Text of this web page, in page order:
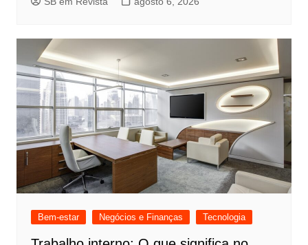
Bem-estar Negócios e Finanças Tecnologia